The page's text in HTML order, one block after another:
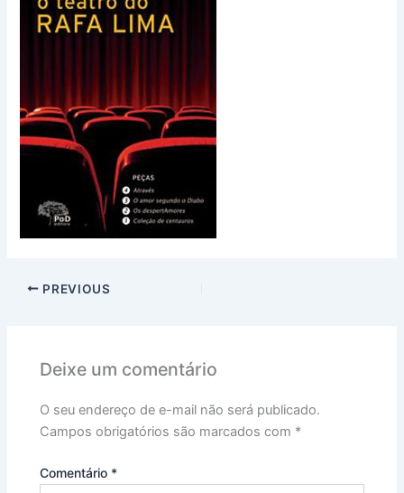
PREVIOUS
Deixe um comentário
O seu endereço de e-mail não será publicado.
Campos obrigatórios são marcados com *
Comentário *